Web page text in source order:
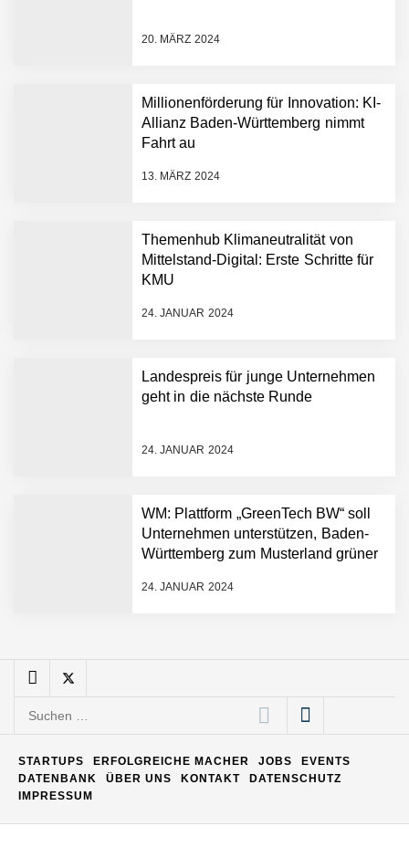
20. MÄRZ 2024
Millionenförderung für Innovation: KI-
Allianz Baden-Württemberg nimmt
Fahrt au
13. MÄRZ 2024
Themenhub Klimaneutralität von
Mittelstand-Digital: Erste Schritte für
KMU
24. JANUAR 2024
Landespreis für junge Unternehmen
geht in die nächste Runde
24. JANUAR 2024
WM: Plattform „GreenTech BW“ soll
Unternehmen unterstützen, Baden-
Württemberg zum Musterland grüner
24. JANUAR 2024
Dollar bekannt, um den
Plattform zu beschleunigen
NEURA Robotics und
Amazon Web Services
starten strategische
AI breit auszurollen
Humanoider Roboter bringt
Hightech ins Stadion
Simulationsdienstleistung in
FiniteNow ermöglicht
Entwicklungsprozesse
Pyck im Employer Portrait
Maximilian Mack von Pyck
Software – flexibel, offen,
ELOPRINT im Employer
Portrait
Suchen
STARTUPS ERFOLGREICHE MACHER JOBS
EVENTS
DATENBANK
ÜBER UNS KONTAKT
DATENSCHUTZ
IMPRESSUM